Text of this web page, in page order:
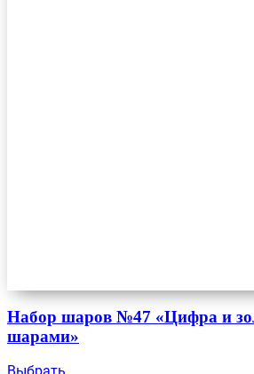
Набор шаров №47 «Цифра и
шарами»